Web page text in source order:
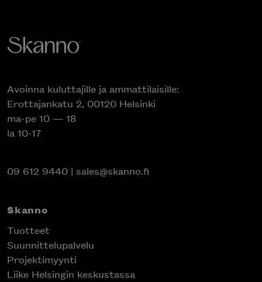
Avoinna kuluttajille ja ammattilaisille:
Erottajankatu 2, 00120 Helsinki
ma-pe 10 — 18
la 10-17
09 612 9440 | sales@skanno.fi
Skanno
Tuotteet
Suunnittelupalvelu
Projektimyynti
Liike Helsingin keskustassa